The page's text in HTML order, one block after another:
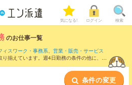
気になる! ログイン 検索
のお仕事一覧
ィスワーク・事務系、 営業・販売・サービス
揃えています。週4日勤務の条件の他に、 交
条件の変更